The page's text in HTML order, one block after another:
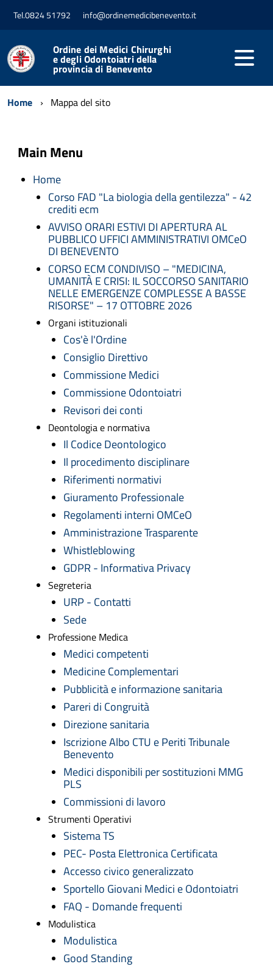
Tel.0824 51792 info@ordinemedicibenevento.it
Ordine dei Medici Chirurghi
e degli Odontoiatri della
provincia di Benevento
Home Mappa del sito
Main Menu
Home
Corso FAD "La biologia della gentilezza" - 42
crediti ecm
AVVISO ORARI ESTIVI DI APERTURA AL
PUBBLICO UFFICI AMMINISTRATIVI OMCeO
DI BENEVENTO
CORSO ECM CONDIVISO – "MEDICINA,
UMANITÀ E CRISI: IL SOCCORSO SANITARIO
NELLE EMERGENZE COMPLESSE A BASSE
RISORSE" – 17 OTTOBRE 2026
Organi istituzionali
Cos'è l'Ordine
Consiglio Direttivo
Commissione Medici
Commissione Odontoiatri
Revisori dei conti
Deontologia e normativa
Il Codice Deontologico
Il procedimento disciplinare
Riferimenti normativi
Giuramento Professionale
Regolamenti interni OMCeO
Amministrazione Trasparente
Whistleblowing
GDPR - Informativa Privacy
Segreteria
URP - Contatti
Sede
Professione Medica
Medici competenti
Medicine Complementari
Pubblicità e informazione sanitaria
Pareri di Congruità
Direzione sanitaria
Iscrizione Albo CTU e Periti Tribunale
Benevento
Medici disponibili per sostituzioni MMG
PLS
Commissioni di lavoro
Strumenti Operativi
Sistema TS
PEC- Posta Elettronica Certificata
Accesso civico generalizzato
Sportello Giovani Medici e Odontoiatri
FAQ - Domande frequenti
Modulistica
Modulistica
Good Standing